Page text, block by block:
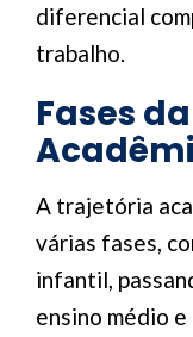
diferencial
trabalho.
Fases
A trajetória
várias fases,
infantil,
ensino médio e